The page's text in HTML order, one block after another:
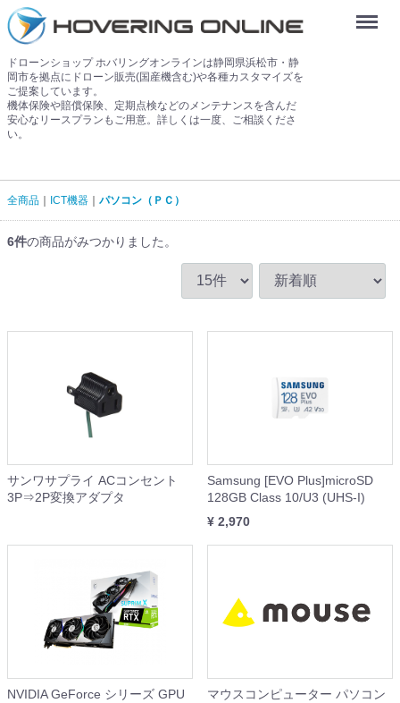
ドローンショップ ホバリングオンラインは静岡県浜松市・静
岡市を拠点にドローン販売(国産機含む)や各種カスタマイズを
ご提案しています。
機体保険や賠償保険、定期点検などのメンテナンスを含んだ
安心なリースプランもご用意。詳しくは一度、ご相談くださ
い。
Menu
全商品 ICT機器 パソコン（ＰＣ）
6件の商品がみつかりました。
サンワサプライ ACコンセント
3P⇒2P変換アダプタ
Samsung [EVO Plus]microSD
128GB Class 10/U3 (UHS-I)
¥ 2,970
NVIDIA GeForce シリーズ GPU
マウスコンピューター パソコン